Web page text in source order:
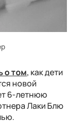
о том, как дети
новой
6-летнюю
Лаки Блю